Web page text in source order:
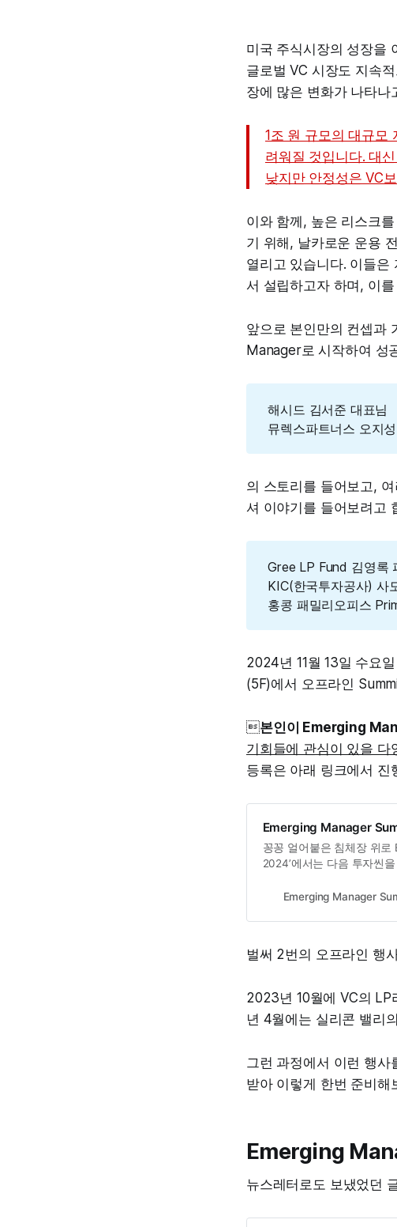
미국 주식시장의 성장을
글로벌 VC 시장도 지속
장에 많은 변화가 나타나
1조 원 규모의 대규모
려워질 것입니다. 대
낮지만 안정성은 VC
이와 함께, 높은 리스크
기 위해, 날카로운 운용
열리고 있습니다. 이들은
서 설립하고자 하며, 이를
앞으로 본인만의 컨셉과
Manager로 시작하여 성
해시드 김서준 대표님
뮤렉스파트너스 오지
의 스토리를 들어보고,
셔 이야기를 들어보려고
Gree LP Fund 김영록
KIC(한국투자공사) 사
홍콩 패밀리오피스
2024년 11월 13일 수요
(5F)에서 오프라인
본인이 Emerging
기회들에 관심이 있을 다
등록은 아래 링크에서 진
Emerging Manager
꽁꽁 얼어붙은 침체장 위로
2024’에서는 다음 투자씬
Emerging Manager
벌써 2번의 오프라인 행
2023년 10월에 VC의
년 4월에는 실리콘 밸리
그런 과정에서 이런 행
받아 이렇게 한번 준비해
Emerging
뉴스레터로도 보냈었던